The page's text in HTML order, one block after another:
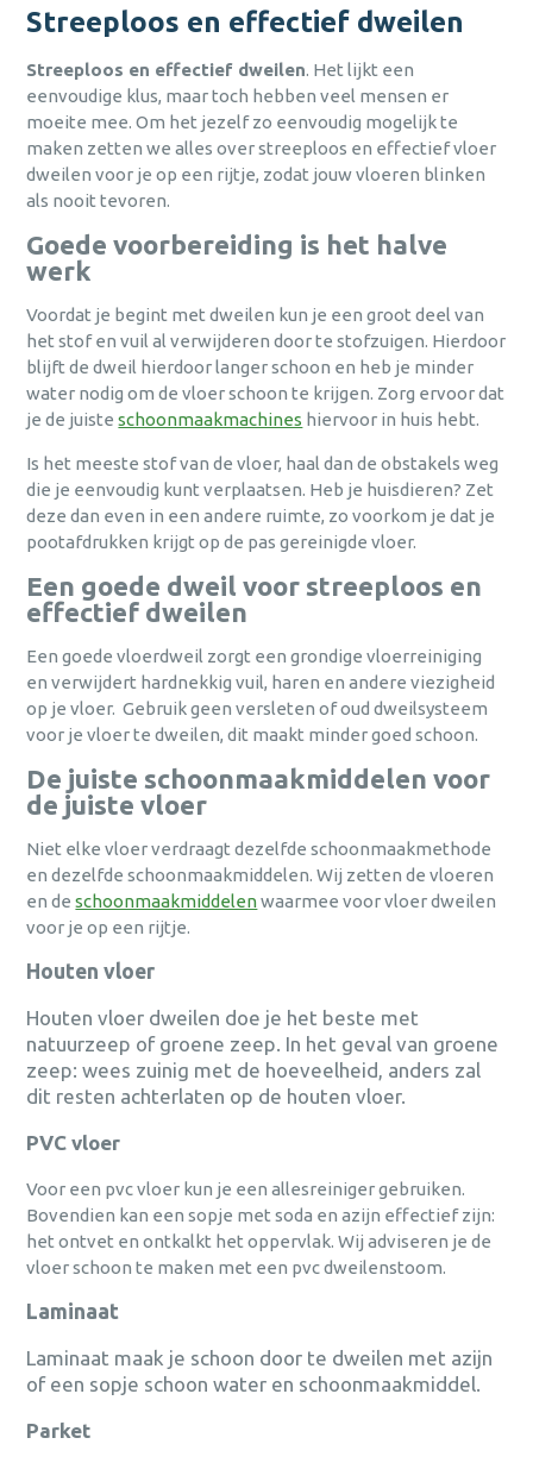
Streeploos en effectief dweilen
Streeploos en effectief dweilen. Het lijkt een
eenvoudige klus, maar toch hebben veel mensen er
moeite mee. Om het jezelf zo eenvoudig mogelijk te
maken zetten we alles over streeploos en effectief vloer
dweilen voor je op een rijtje, zodat jouw vloeren blinken
als nooit tevoren.
Goede voorbereiding is het halve
werk
Voordat je begint met dweilen kun je een groot deel van
het stof en vuil al verwijderen door te stofzuigen. Hierdoor
blijft de dweil hierdoor langer schoon en heb je minder
water nodig om de vloer schoon te krijgen. Zorg ervoor dat
je de juisteschoonmaakmachines hiervoor in huis hebt.
Is het meeste stof van de vloer, haal dan de obstakels weg
die je eenvoudig kunt verplaatsen. Heb je huisdieren? Zet
deze dan even in een andere ruimte, zo voorkom je dat je
pootafdrukken krijgt op de pas gereinigde vloer.
Een goede dweil voor streeploos en
effectief dweilen
Een goede vloerdweil zorgt een grondige vloerreiniging
en verwijdert hardnekkig vuil, haren en andere viezigheid
op je vloer. Gebruik geen versleten of oud dweilsysteem
voor je vloer te dweilen, dit maakt minder goed schoon.
De juiste schoonmaakmiddelen voor
de juiste vloer
Niet elke vloer verdraagt dezelfde schoonmaakmethode
en dezelfde schoonmaakmiddelen. Wij zetten de vloeren
en deschoonmaakmiddelenwaarmee voor vloer dweilen
voor je op een rijtje.
Houten vloer
Houten vloer dweilen doe je het beste met
natuurzeep of groene zeep. In het geval van groene
zeep: wees zuinig met de hoeveelheid, anders zal
dit resten achterlaten op de houten vloer.
PVC vloer
Voor een pvc vloer kun je een allesreiniger gebruiken.
Bovendien kan een sopje met soda en azijn effectief zijn:
het ontvet en ontkalkt het oppervlak. Wij adviseren je de
vloer schoon te maken met een pvc dweilenstoom.
Laminaat
Laminaat maak je schoon door te dweilen met azijn
of een sopje schoon water en schoonmaakmiddel.
Parket
wachtwoord
vergeten?
nog geen
account?
registreer nu
persoonlijk advies afgestemd op
jouw behoeften?
Bel0475 475 422of mail
hallo@bena.nl
Aanmelden
Al een
account?
Inloggen
persoonlijk advies afgestemd op
jouw behoeften?
Bel0475 475 422of mail
hallo@bena.nl
sluiten
Persoonlijk advies afgestemd op jouw
Snelle levering, vaak binnen één dag.
Duurzaam en milieubewust ondernemen
centraal.
Jarenlange ervaring in
schoonmaakoplossingen.
Hulp nodig met het aanmaken van je account,
of gewoon persoonlijk advies afgestemd op
Bel0475 475 422of mailhallo@bena.nl
annuleren
Versturen
Weet je je
inloggegevens
alweer?
persoonlijk advies afgestemd op
jouw behoeften?
Bel0475 475 422of mail
hallo@bena.nl
sluiten